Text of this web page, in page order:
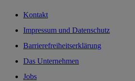
Kontakt
Impressum und Datenschutz
Barrierefreiheitserklärung
Das Unternehmen
Jobs